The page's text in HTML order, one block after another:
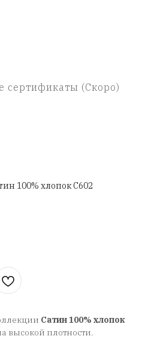
сертификаты (Скоро)
100% хлопок C602
Сатин 100% хлопок
высокой плотности.